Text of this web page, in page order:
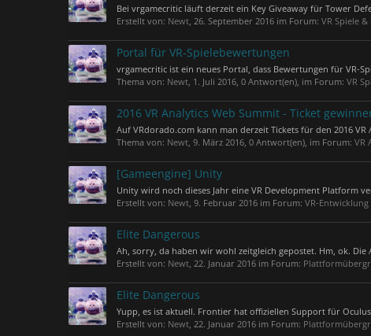
Bei vrgamecritic läuft derzeit ein Key Giveaway für Tower
Erstellt von: Newt, 26. September 2016 im Forum: VR Spiele
Portal für VR-Spielebewertungen
vrgamecritic ist ein neues Portal, dass Bewertungen für VR-
Thema von: Newt, 1. Juli 2016, 0 Antwort(en), im Forum: VR
2016 VR Analytics Web Summit - Ticket
Auf VRdorado.com kann man derzeit Tickets für den 2016
Thema von: Newt, 9. März 2016, 0 Antwort(en), im Forum: VR
[Gameengine] Unity
Unity wird noch dieses Jahr eine VR Development Platform
Erstellt von: Newt, 9. Februar 2016 im Forum: VR-
Elite Dangerous
Ah, sorry, da haben wir wohl zeitgleich gepostet. Hm, ok. Die
Erstellt von: Newt, 22. Januar 2016 im Forum:
Elite Dangerous
Yupp, es ist aktuell. Frontier hat offiziellen Support für
Erstellt von: Newt, 22. Januar 2016 im Forum: